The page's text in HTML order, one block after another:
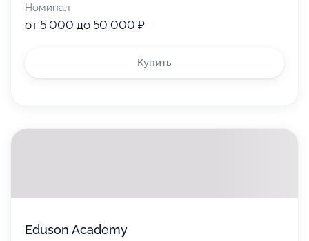
Номинал
от 5 000 до 50 000 ₽
Купить
Eduson Academy